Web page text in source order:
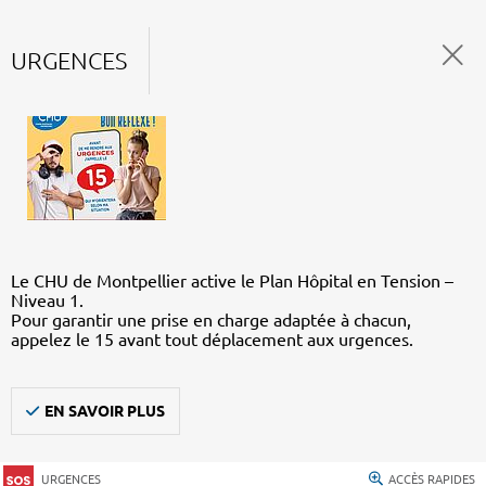
URGENCES
Le CHU de Montpellier active le Plan Hôpital en Tension –
Niveau 1.
Pour garantir une prise en charge adaptée à chacun,
appelez le 15 avant tout déplacement aux urgences.
EN SAVOIR PLUS
URGENCES ACCÈS RAPIDES